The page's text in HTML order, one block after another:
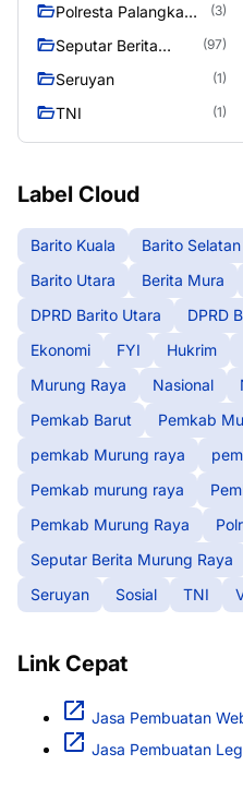
Polresta Palangka
(3)
Seputar Berita
(97)
Seruyan (1)
TNI (1)
Label Cloud
Barito Kuala Barito Selatan
Barito Utara
Berita Mura
DPRD Barito Utara
DPRD
Ekonomi
FYI Hukrim
Murung Raya
Nasional
Pemkab Barut
Pemkab
pemkab Murung raya
Pemkab murung raya
Pemkab Murung Raya
Seputar Berita Murung Raya
Seruyan
Sosial TNI
Link Cepat
Jasa Pembuatan
Jasa Pembuatan